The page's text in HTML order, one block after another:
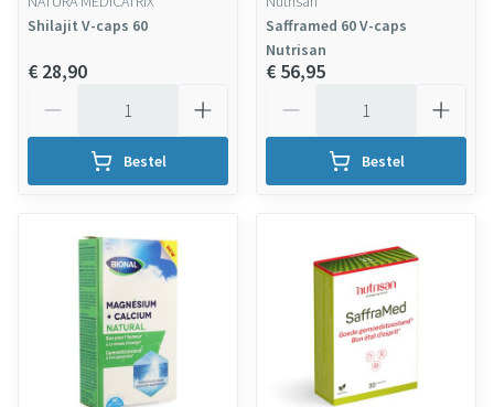
Shilajit V-caps 60
€ 28,90
Bestel
Safframed 60 V-caps
Nutrisan
€ 56,95
Bestel